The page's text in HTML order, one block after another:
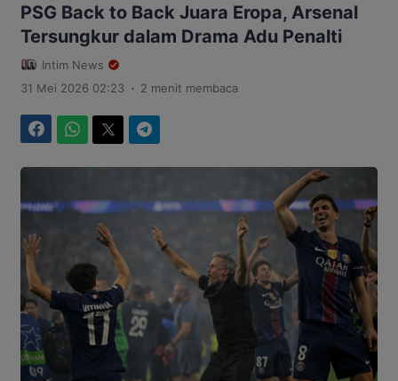
PSG Back to Back Juara Eropa, Arsenal
Tersungkur dalam Drama Adu Penalti
Intim News
31 Mei 2026 02:23 . 2 menit membaca